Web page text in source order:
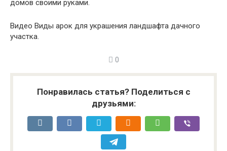
домов своими руками.
Видео Виды арок для украшения ландшафта дачного
участка.
0
Понравилась статья? Поделиться с
друзьями: